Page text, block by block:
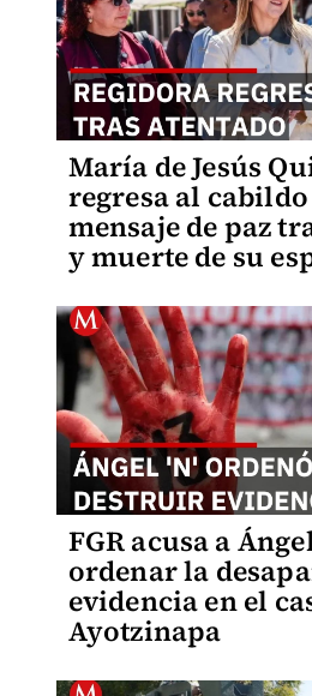
María de Jesús
regresa al
mensaje de paz
y muerte de su
FGR acusa a
ordenar la
evidencia en el
Ayotzinapa